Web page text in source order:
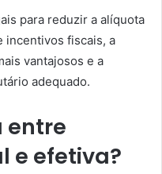
para reduzir a alíquota
incentivos fiscais, a
vantajosos e a
adequado.
entre
e efetiva?